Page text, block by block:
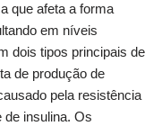
que afeta a forma
em níveis
dois tipos principais de
de produção de
pela resistência
de insulina. Os